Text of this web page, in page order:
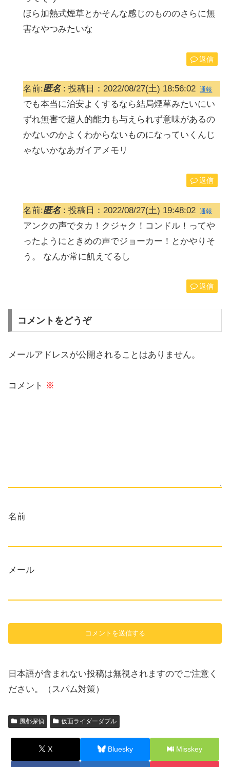
ほら加熱式煙草とかそんな感じのもののさらに無
害なやつみたいな
返信
名前:匿名: 投稿日：2022/08/27(土) 18:56:02 通報
でも本当に治安よくするなら結局煙草みたいにい
ずれ無害で超人的能力も与えられず意味があるの
かないのかよくわからないものになっていくんじ
ゃないかなあガイアメモリ
返信
名前:匿名: 投稿日：2022/08/27(土) 19:48:02 通報
アンクの声でタカ！クジャク！コンドル！ってや
ったようにときめの声でジョーカー！とかやりそ
う。 なんか常に飢えてるし
返信
コメントをどうぞ
メールアドレスが公開されることはありません。
コメント ※
名前
メール
日本語が含まれない投稿は無視されますのでご注意く
ださい。（スパム対策）
風都探偵 仮面ライダーダブル
X Bluesky Misskey